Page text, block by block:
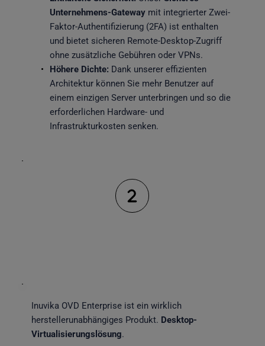
Unternehmens-Gateway mit integrierter Zwei-
Faktor-Authentifizierung (2FA) ist enthalten
und bietet sicheren Remote-Desktop-Zugriff
ohne zusätzliche Gebühren oder VPNs.
Höhere Dichte: Dank unserer effizienten
Architektur können Sie mehr Benutzer auf
einem einzigen Server unterbringen und so die
erforderlichen Hardware- und
Infrastrukturkosten senken.
Inuvika OVD Enterprise ist ein wirklich
herstellerunabhängiges Produkt. Desktop-
Virtualisierungslösung.